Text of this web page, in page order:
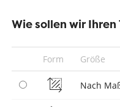
Wie sollen wir
Form Größe
Nach